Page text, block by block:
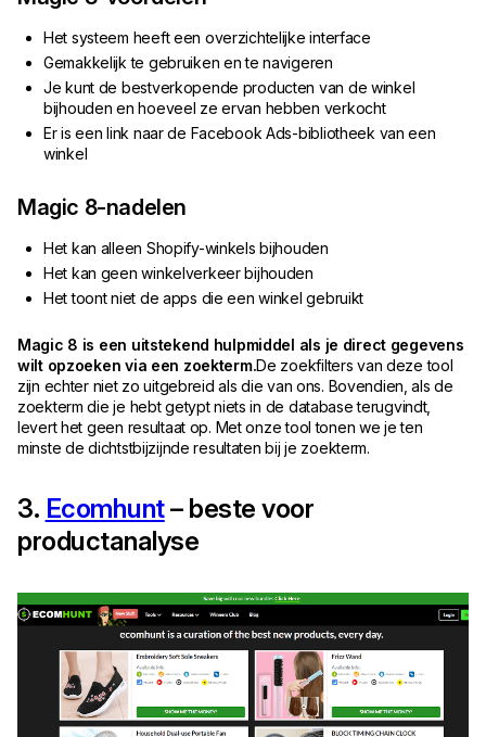
Het systeem heeft een overzichtelijke interface
Gemakkelijk te gebruiken en te navigeren
Je kunt de bestverkopende producten van de winkel
bijhouden en hoeveel ze ervan hebben verkocht
Er is een link naar de Facebook Ads-bibliotheek van een
winkel
Magic 8-nadelen
Het kan alleen Shopify-winkels bijhouden
Het kan geen winkelverkeer bijhouden
Het toont niet de apps die een winkel gebruikt
Magic 8 is een uitstekend hulpmiddel als je direct gegevens
wilt opzoeken via een zoekterm.De zoekfilters van deze tool
zijn echter niet zo uitgebreid als die van ons. Bovendien, als de
zoekterm die je hebt getypt niets in de database terugvindt,
levert het geen resultaat op. Met onze tool tonen we je ten
minste de dichtstbijzijnde resultaten bij je zoekterm.
3. Ecomhunt– beste voor
productanalyse